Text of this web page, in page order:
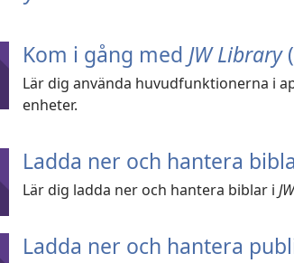
Kom i gång med JW Library
Lär dig använda huvudfunktionerna i
enheter.
Ladda ner och hantera
Lär dig ladda ner och hantera biblar i
Ladda ner och hantera